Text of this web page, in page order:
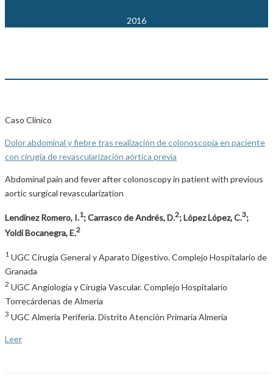
2016
Caso Clínico
Dolor abdominal y fiebre tras realización de colonoscopia en paciente
con cirugía de revascularización aórtica previa
Abdominal pain and fever after colonoscopy in patient with previous
aortic surgical revascularization
Lendínez Romero, I.1; Carrasco de Andrés, D.2; López López, C.3;
Yoldi Bocanegra, E.2
1 UGC Cirugía General y Aparato Digestivo. Complejo Hospitalario de
Granada
2 UGC Angiología y Cirugía Vascular. Complejo Hospitalario
Torrecárdenas de Almería
3 UGC Almería Periferia. Distrito Atención Primaria Almería
Leer